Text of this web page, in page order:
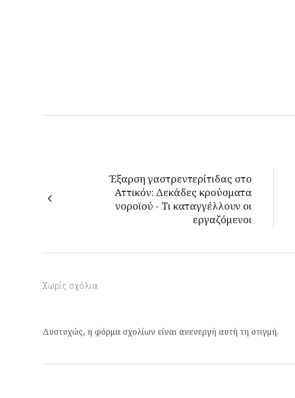
Έξαρση γαστρεντερίτιδας στο
Αττικόν: Δεκάδες κρούσματα
νοροϊού - Τι καταγγέλλουν οι
εργαζόμενοι
Χωρίς σχόλια
Δυστυχώς, η φόρμα σχολίων είναι ανενεργή αυτή τη στιγμή.